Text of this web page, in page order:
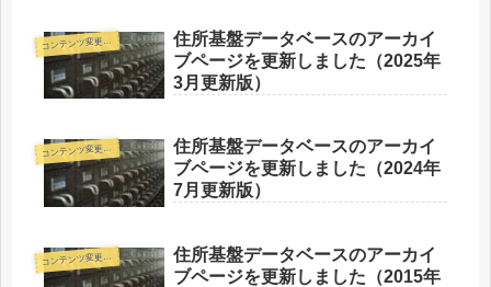
コ
ンテンツ変更情報
住所基盤データベースのアーカイ
ブページを更新しました（2025年
3月更新版）
コ
ンテンツ変更情報
住所基盤データベースのアーカイ
ブページを更新しました（2024年
7月更新版）
コ
ンテンツ変更情報
住所基盤データベースのアーカイ
ブページを更新しました（2015年